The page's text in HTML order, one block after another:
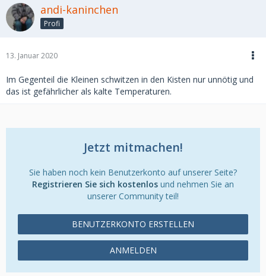
andi-kaninchen
Profi
13. Januar 2020
Im Gegenteil die Kleinen schwitzen in den Kisten nur unnötig und
das ist gefährlicher als kalte Temperaturen.
Jetzt mitmachen!
Sie haben noch kein Benutzerkonto auf unserer Seite?
Registrieren Sie sich kostenlos und nehmen Sie an
unserer Community teil!
BENUTZERKONTO ERSTELLEN
ANMELDEN